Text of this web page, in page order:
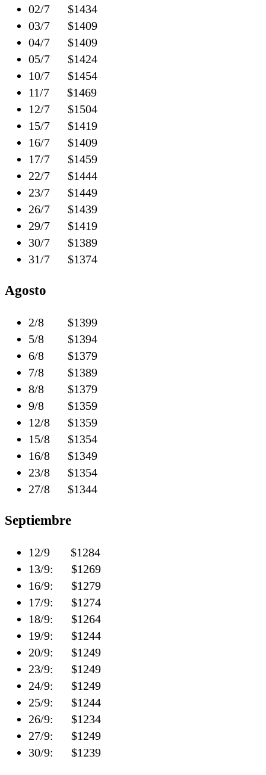
02/7 $1434
03/7 $1409
04/7 $1409
05/7 $1424
10/7 $1454
11/7 $1469
12/7 $1504
15/7 $1419
16/7 $1409
17/7 $1459
22/7 $1444
23/7 $1449
26/7 $1439
29/7 $1419
30/7 $1389
31/7 $1374
Agosto
2/8 $1399
5/8 $1394
6/8 $1379
7/8 $1389
8/8 $1379
9/8 $1359
12/8 $1359
15/8 $1354
16/8 $1349
23/8 $1354
27/8 $1344
Septiembre
12/9 $1284
13/9: $1269
16/9: $1279
17/9: $1274
18/9: $1264
19/9: $1244
20/9: $1249
23/9: $1249
24/9: $1249
25/9: $1244
26/9: $1234
27/9: $1249
30/9: $1239